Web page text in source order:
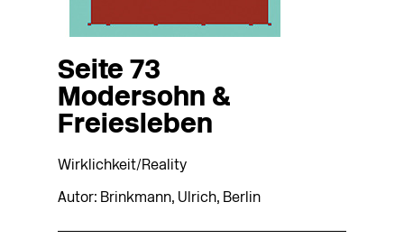
Seite 73
Modersohn &
Freiesleben
Wirklichkeit/Reality
Autor: Brinkmann, Ulrich, Berlin